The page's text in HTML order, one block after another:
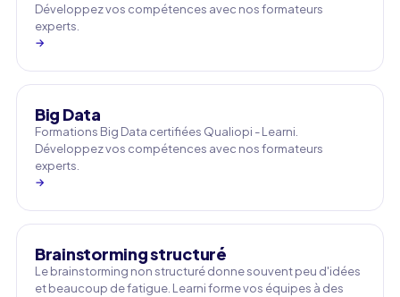
Développez vos compétences avec nos formateurs
experts.
→
Big Data
Formations Big Data certifiées Qualiopi - Learni.
Développez vos compétences avec nos formateurs
experts.
→
Brainstorming structuré
Le brainstorming non structuré donne souvent peu d'idées
et beaucoup de fatigue. Learni forme vos équipes à des